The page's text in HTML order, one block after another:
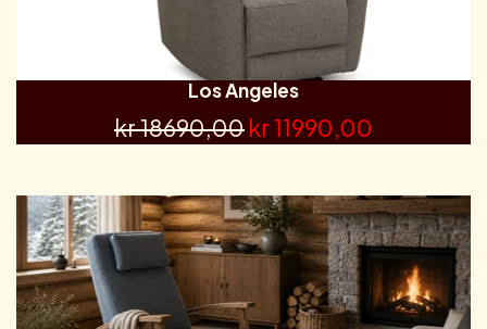
Los Angeles
kr 18690,00kr 11990,00